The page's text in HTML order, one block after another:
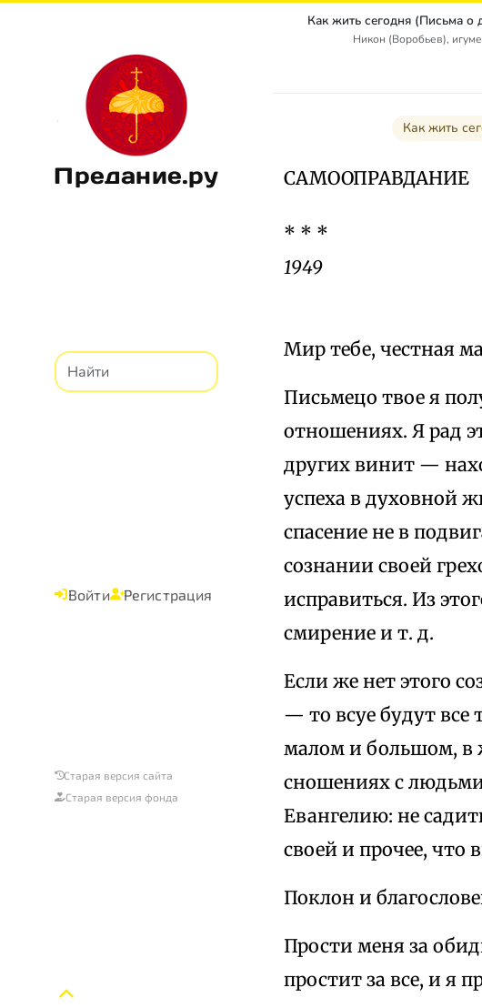
Предание.ру
Войти Регистрация
Старая версия сайта
Старая версия фонда
Никон (Воробьев),
Как жить
САМООПРАВДАНИЕ
* * *
1949
Мир тебе, честная
Письмецо твое я
отношениях. Я рад
других винит —
успеха в духовной
спасение не в
сознании своей
исправиться. Из
смирение и т. д.
Если же нет этого
— то всуе будут
малом и большом, в
сношениях с людьми
Евангелию: не
своей и прочее, что
Поклон и
Прости меня за
простит за все, и я